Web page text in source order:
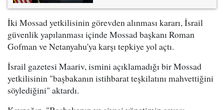
İki Mossad yetkilisinin görevden alınması kararı, İsrail
güvenlik yapılanması içinde Mossad başkanı Roman
Gofman ve Netanyahu'ya karşı tepkiye yol açtı.
İsrail gazetesi Maariv, ismini açıklamadığı bir Mossad
yetkilisinin "başbakanın istihbarat teşkilatını mahvettiğini
söylediğini" aktardı.